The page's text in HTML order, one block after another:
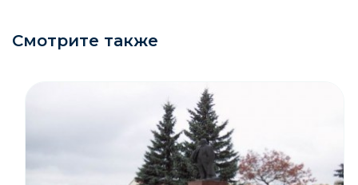
Смотрите также